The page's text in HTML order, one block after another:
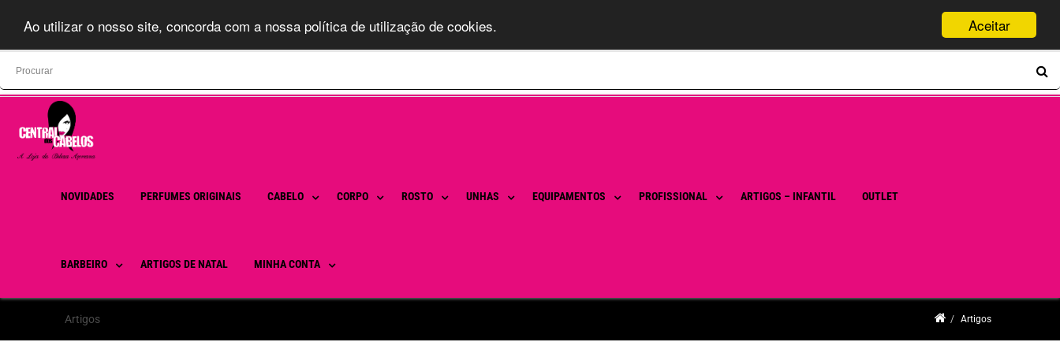
Aceitar
Ao utilizar o nosso site, concorda com a nossa política de utilização de cookies.
NOVIDADES PERFUMES ORIGINAIS CABELO CORPO ROSTO UNHAS EQUIPAMENTOS PROFISSIONAL ARTIGOS – INFANTIL OUTLET
BARBEIRO ARTIGOS DE NATAL MINHA CONTA
Artigos Artigos